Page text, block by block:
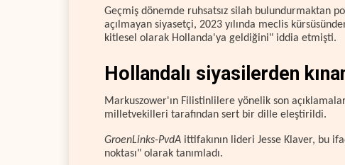
Geçmiş dönemde ruhsatsız silah bulundurmaktan
açılmayan siyasetçi, 2023 yılında meclis
kitlesel olarak Hollanda'ya geldiğini" iddia etmişti.
Hollandalı siyasilerden
Markuszower'ın Filistinlilere yönelik son
milletvekilleri tarafından sert bir dille eleştirildi.
GroenLinks-PvdA ittifakının lideri Jesse Klaver, bu
noktası" olarak tanımladı.